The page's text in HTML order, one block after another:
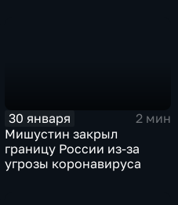
30 января
2 мин
Мишустин закрыл
границу России из-за
угрозы коронавируса